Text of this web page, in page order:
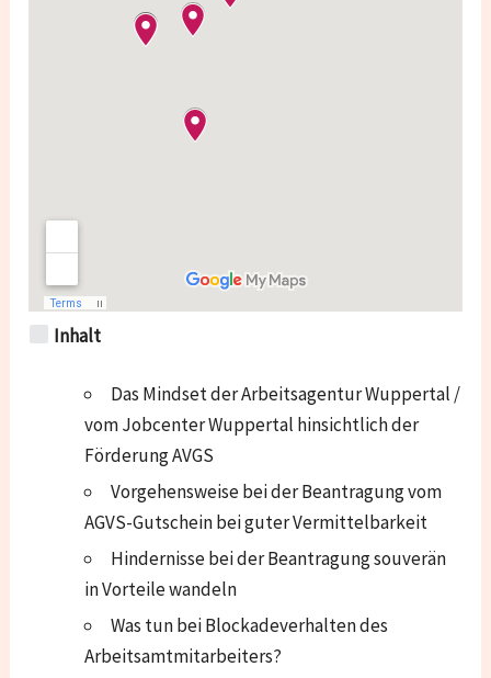
Inhalt
Das Mindset der Arbeitsagentur Wuppertal /
vom Jobcenter Wuppertal hinsichtlich der
Förderung AVGS
Vorgehensweise bei der Beantragung vom
AGVS-Gutschein bei guter Vermittelbarkeit
Hindernisse bei der Beantragung souverän
in Vorteile wandeln
Was tun bei Blockadeverhalten des
Arbeitsamtmitarbeiters?